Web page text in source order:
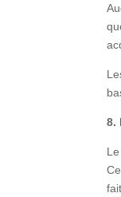
8.
fait.